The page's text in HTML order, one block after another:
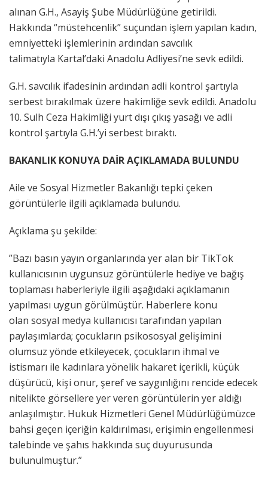
alınan G.H., Asayiş Şube Müdürlüğüne getirildi.
Hakkında “müstehcenlik” suçundan işlem yapılan kadın,
emniyetteki işlemlerinin ardından savcılık
talimatıyla Kartal’daki Anadolu Adliyesi’ne sevk edildi.
G.H. savcılık ifadesinin ardından adli kontrol şartıyla
serbest bırakılmak üzere hakimliğe sevk edildi. Anadolu
10. Sulh Ceza Hakimliği yurt dışı çıkış yasağı ve adli
kontrol şartıyla G.H.’yi serbest bıraktı.
BAKANLIK KONUYA DAİR AÇIKLAMADA BULUNDU
Aile ve Sosyal Hizmetler Bakanlığı tepki çeken
görüntülerle ilgili açıklamada bulundu.
Açıklama şu şekilde:
”Bazı basın yayın organlarında yer alan bir TikTok
kullanıcısının uygunsuz görüntülerle hediye ve bağış
toplaması haberleriyle ilgili aşağıdaki açıklamanın
yapılması uygun görülmüştür. Haberlere konu
olan sosyal medya kullanıcısı tarafından yapılan
paylaşımlarda; çocukların psikososyal gelişimini
olumsuz yönde etkileyecek, çocukların ihmal ve
istismarı ile kadınlara yönelik hakaret içerikli, küçük
düşürücü, kişi onur, şeref ve saygınlığını rencide edecek
nitelikte görsellere yer veren görüntülerin yer aldığı
anlaşılmıştır. Hukuk Hizmetleri Genel Müdürlüğümüzce
bahsi geçen içeriğin kaldırılması, erişimin engellenmesi
talebinde ve şahıs hakkında suç duyurusunda
bulunulmuştur.”